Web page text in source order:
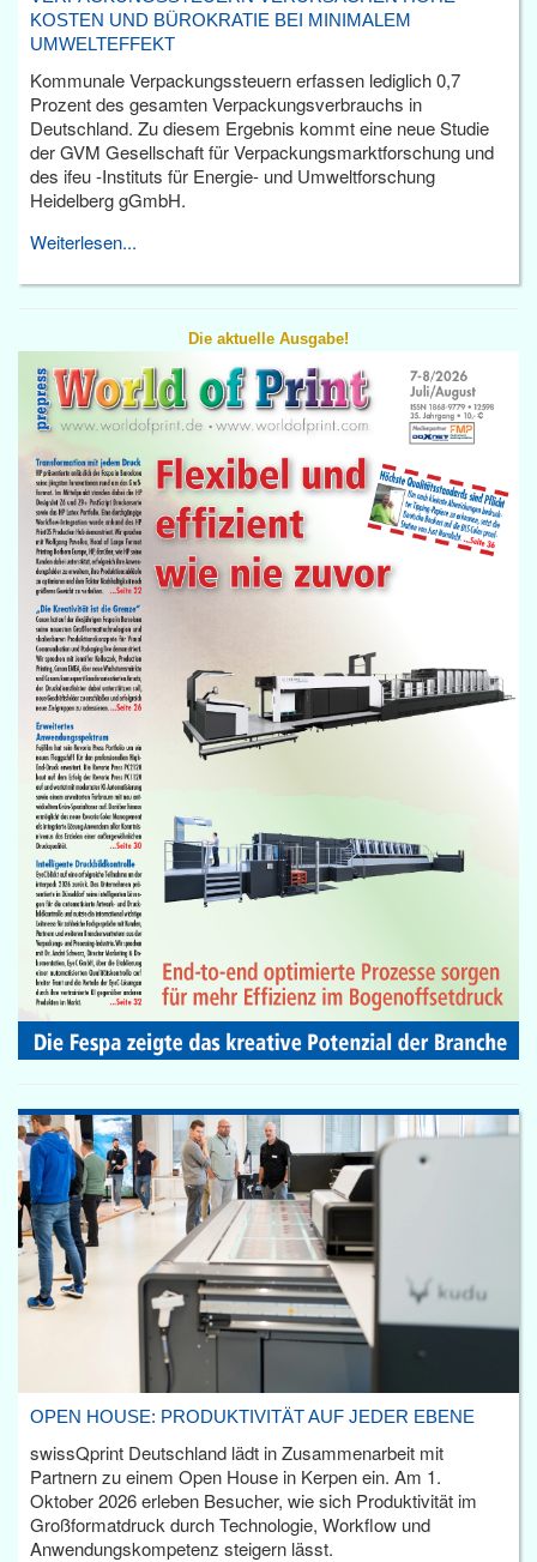
KOSTEN UND BÜROKRATIE BEI MINIMALEM
UMWELTEFFEKT
Kommunale Verpackungssteuern erfassen lediglich 0,7
Prozent des gesamten Verpackungsverbrauchs in
Deutschland. Zu diesem Ergebnis kommt eine neue Studie
der GVM Gesellschaft für Verpackungsmarktforschung und
des ifeu -Instituts für Energie- und Umweltforschung
Heidelberg gGmbH.
Weiterlesen...
Die aktuelle Ausgabe!
OPEN HOUSE: PRODUKTIVITÄT AUF JEDER EBENE
swissQprint Deutschland lädt in Zusammenarbeit mit
Partnern zu einem Open House in Kerpen ein. Am 1.
Oktober 2026 erleben Besucher, wie sich Produktivität im
Großformatdruck durch Technologie, Workflow und
Anwendungskompetenz steigern lässt.